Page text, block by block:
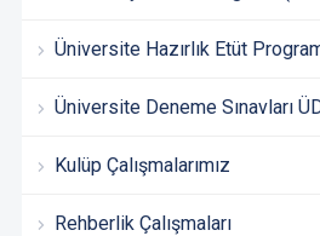
Üniversite Hazırlık Etüt
Üniversite Deneme Sınavları
Kulüp Çalışmalarımız
Rehberlik Çalışmaları